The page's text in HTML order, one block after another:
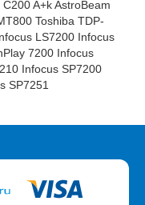
A+k AstroBeam
Toshiba TDP-
LS7200 Infocus
7200 Infocus
Infocus SP7200
SP7251